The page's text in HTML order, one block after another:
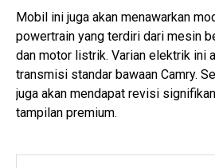
Mobil ini juga akan menawarkan
powertrain yang terdiri dari mesin
dan motor listrik. Varian elektrik ini
transmisi standar bawaan Camry.
juga akan mendapat revisi
tampilan premium.